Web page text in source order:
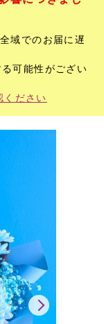
域でのお届に遅
可能性がござい
ください